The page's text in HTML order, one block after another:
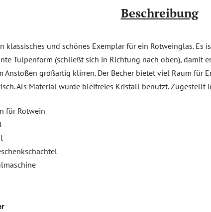
Beschreibung
klassisches und schönes Exemplar für ein Rotweinglas.
Tulpenform (schließt sich in Richtung nach oben), damit
Anstoßen großartig klirren. Der Becher bietet viel Raum für
Als Material wurde bleifreies Kristall benutzt. Zugestellt
für Rotwein